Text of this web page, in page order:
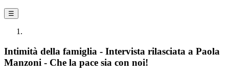
☰
Intimità della famiglia - Intervista rilasciata a Paola
Manzoni - Che la pace sia con noi!